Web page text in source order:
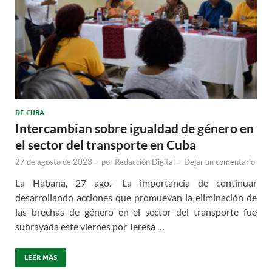
DE CUBA
Intercambian sobre igualdad de género en
el sector del transporte en Cuba
27 de agosto de 2023 - por Redacción Digital - Dejar un comentario
La Habana, 27 ago.- La importancia de continuar
desarrollando acciones que promuevan la eliminación de
las brechas de género en el sector del transporte fue
subrayada este viernes por Teresa …
LEER MÁS